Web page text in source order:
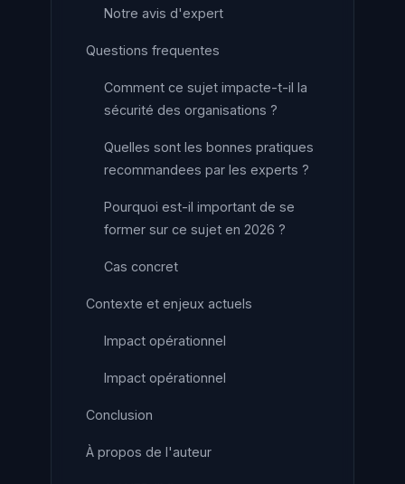
Notre avis d'expert
Questions frequentes
Comment ce sujet impacte-t-il la
sécurité des organisations ?
Quelles sont les bonnes pratiques
recommandees par les experts ?
Pourquoi est-il important de se
former sur ce sujet en 2026 ?
Cas concret
Contexte et enjeux actuels
Impact opérationnel
Impact opérationnel
Conclusion
À propos de l'auteur